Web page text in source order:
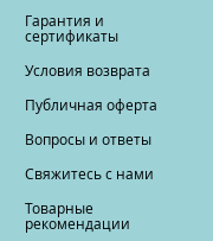
Гарантия и
сертификаты
Условия возврата
Публичная оферта
Вопросы и ответы
Свяжитесь с нами
Товарные
рекомендации